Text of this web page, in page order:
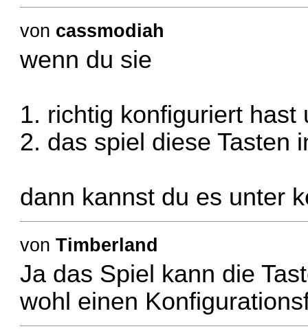
von cassmodiah
wenn du sie
1. richtig konfiguriert hast
2. das spiel diese Tasten
dann kannst du es unter
vonTimberland
Ja das Spiel kann die
wohl einen